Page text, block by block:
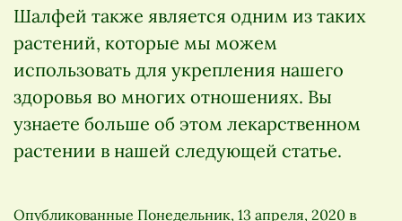
Шалфей также является одним из таких
растений, которые мы можем
использовать для укрепления нашего
здоровья во многих отношениях. Вы
узнаете больше об этом лекарственном
растении в нашей следующей статье.
Опубликованные Понедельник, 13 апреля, 2020 в